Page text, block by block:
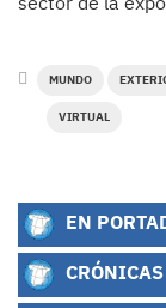
MUNDO
VIRTUAL
EN